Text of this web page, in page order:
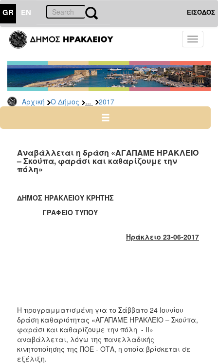
GR EN ΕΙΣΟΔΟΣ
Toggle
Αρχική Ο Δήμος ... 2017
ΔΗΜΟΣ
Δελτία
Τύπου
Αρχείο
2026
2024
2022
2011
2010
2006
Αναβάλλεται η δράση «ΑΓΑΠΑΜΕ ΗΡΑΚΛΕΙΟ
– Σκούπα, φαράσι και καθαρίζουμε την
πόλη»
ΔΗΜΟΣ ΗΡΑΚΛΕΙΟΥ ΚΡΗΤΗΣ
ΓΡΑΦΕΙΟ ΤΥΠΟΥ
Ηράκλειο 23-06-2017
Η προγραμματισμένη για το Σάββατο 24 Ιουνίου
δράση καθαριότητας «ΑΓΑΠΑΜΕ ΗΡΑΚΛΕΙΟ – Σκούπα,
φαράσι και καθαρίζουμε την πόλη - ΙΙ»
αναβάλλεται, λόγω της πανελλαδικής
κινητοποίησης της ΠΟΕ - ΟΤΑ, η οποία βρίσκεται σε
εξέλιξη.